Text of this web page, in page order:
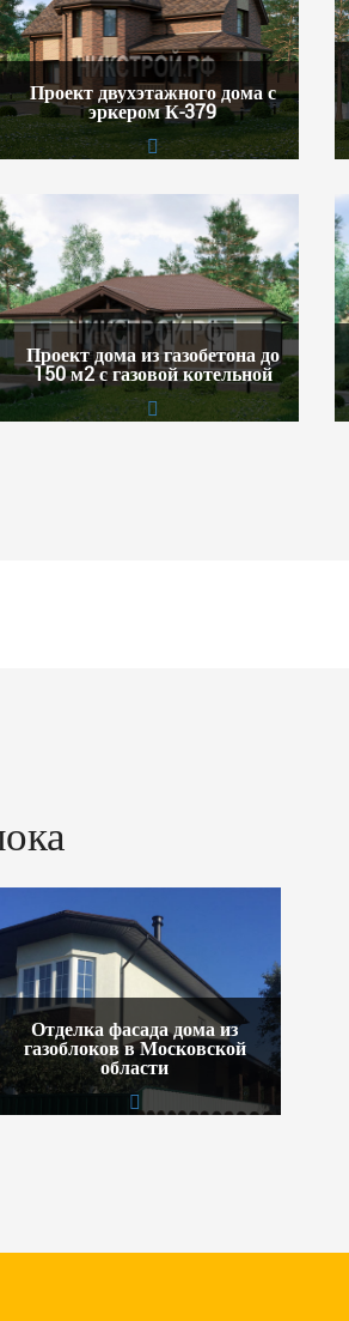
Проект двухэтажного дома с
эркером К-379
Проект дома из газобетона до
150 м2 с газовой котельной
Отделка фасада дома из
газоблоков в Московской
области